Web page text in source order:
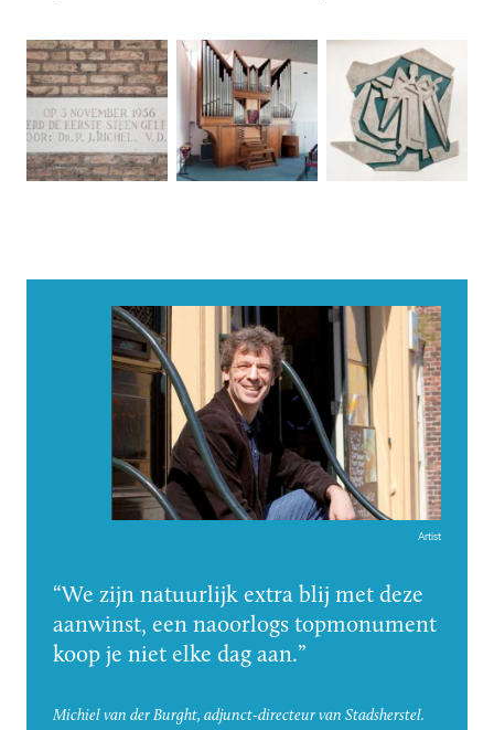
Artist
We zijn natuurlijk extra blij met deze
aanwinst, een naoorlogs topmonument
koop je niet elke dag aan.
Michiel van der Burght, adjunct-directeur van Stadsherstel.